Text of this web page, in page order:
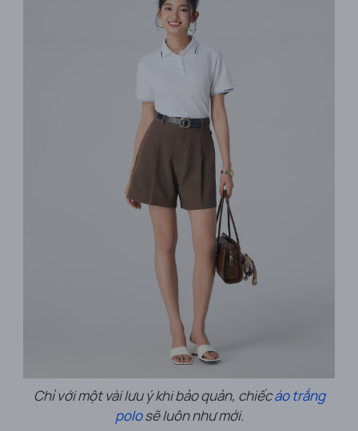
Chỉ với một vài lưu ý khi bảo quản, chiếcáo trắng
polosẽ luôn như mới.